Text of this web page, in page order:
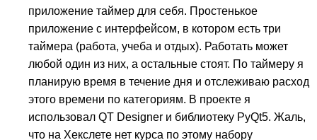
приложение таймер для себя. Простенькое
приложение с интерфейсом, в котором есть три
таймера (работа, учеба и отдых). Работать может
любой один из них, а остальные стоят. По таймеру я
планирую время в течение дня и отслеживаю расход
этого времени по категориям. В проекте я
использовал QT Designer и библиотеку PyQt5. Жаль,
что на Хекслете нет курса по этому набору